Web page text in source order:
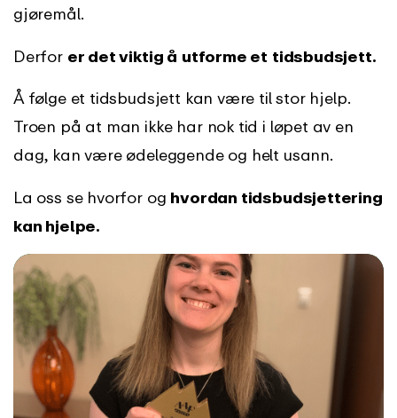
gjøremål.
Derfor er det viktig å utforme et tidsbudsjett.
Å følge et tidsbudsjett kan være til stor hjelp.
Troen på at man ikke har nok tid i løpet av en
dag, kan være ødeleggende og helt usann.
La oss se hvorfor og hvordan tidsbudsjettering
kan hjelpe.